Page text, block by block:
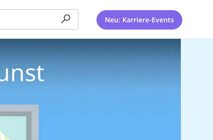
Neu: Karriere-Events